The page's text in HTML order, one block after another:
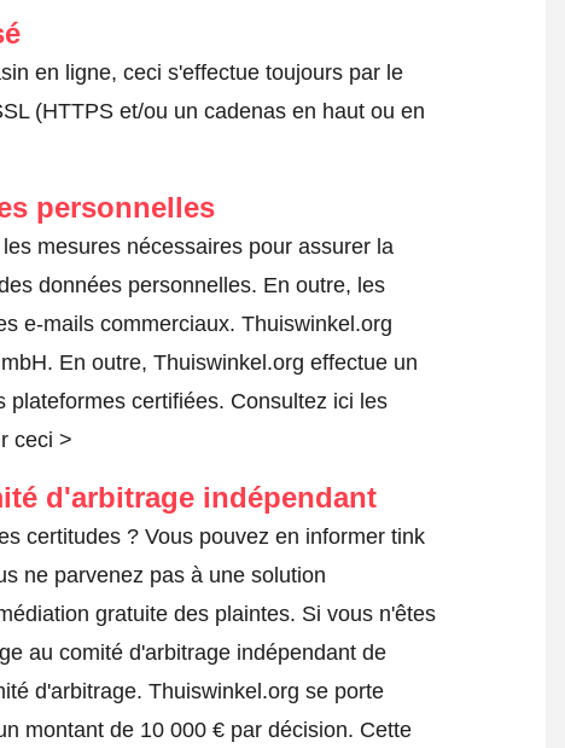
en ligne, ceci s'effectue toujours par le
(HTTPS et/ou un cadenas en haut ou en
personnelles
mesures nécessaires pour assurer la
données personnelles. En outre, les
e-mails commerciaux. Thuiswinkel.org
En outre, Thuiswinkel.org effectue un
plateformes certifiées. Consultez ici les
ceci >
d'arbitrage indépendant
certitudes ? Vous pouvez en informer tink
ne parvenez pas à une solution
gratuite des plaintes. Si vous n'êtes
au comité d'arbitrage indépendant de
d'arbitrage. Thuiswinkel.org se porte
montant de 10 000 € par décision. Cette